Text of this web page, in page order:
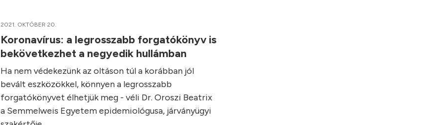
2021. OKTÓBER 20.
Koronavírus: a legrosszabb forgatókönyv is
bekövetkezhet a negyedik hullámban
Ha nem védekezünk az oltáson túl a korábban jól
bevált eszközökkel, könnyen a legrosszabb
forgatókönyvet élhetjük meg - véli Dr. Oroszi Beatrix
a Semmelweis Egyetem epidemiológusa, járványügyi